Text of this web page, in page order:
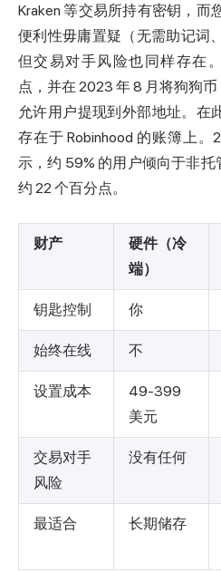
Kraken 等交易所持有密钥，而
便利性毋庸置疑（无需助记词
但交易对手风险也同样存在
点，并在 2023 年 8 月将狗狗币
允许用户提现到外部地址。在
存在于 Robinhood 的账簿上
示，约 59% 的用户倾向于非
约 22 个百分点。
财产
硬件（冷
端）
钥匙控制 你
始终在线 不
设置成本
49-399
美元
交易对手
风险
没有任何
最适合 长期储存